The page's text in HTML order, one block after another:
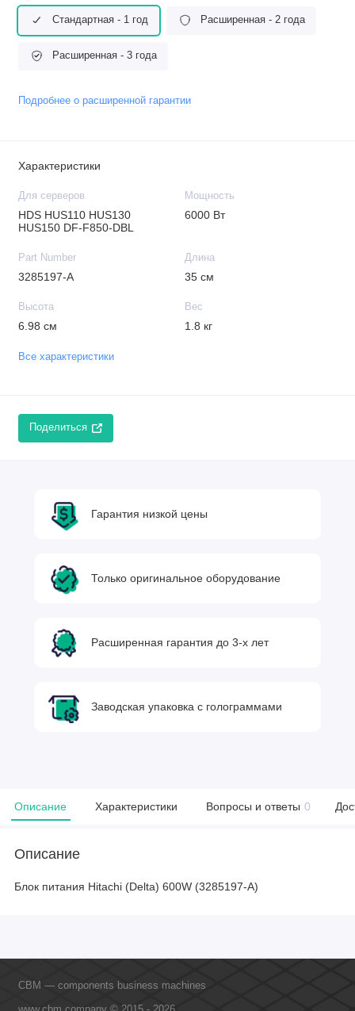
Стандартная - 1 год Расширенная - 2 года
Расширенная - 3 года
Подробнее о расширенной гарантии
Характеристики
Для серверов
HDS HUS110 HUS130
HUS150 DF-F850-DBL
Мощность
6000 Вт
Part Number
3285197-A
Длина
35 см
Высота
6.98 см
Вес
1.8 кг
Все характеристики
Поделиться
Гарантия низкой цены
Только оригинальное оборудование
Расширенная гарантия до 3-х лет
Заводская упаковка с голограммами
Описание Характеристики Вопросы и ответы 0
Описание
Блок питания Hitachi (Delta) 600W (3285197-A)
CBM — components business machines